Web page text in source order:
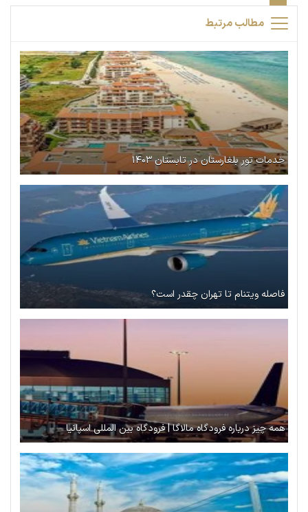
مطالب مرتبط
خدمات تور بلغارستان در تابستان ۱۴۰۳
فاصله ویتنام تا تهران چقدر است؟
همه چیز درباره فرودگاه مالاگا | فرودگاه بین المللی اسپانیا